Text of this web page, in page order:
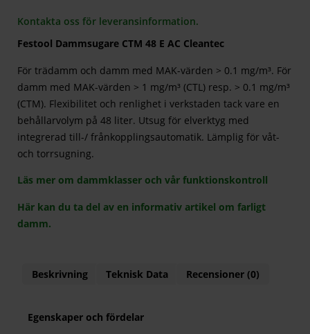
Kontakta oss för leveransinformation.
Festool Dammsugare CTM 48 E AC Cleantec
För trädamm och damm med MAK-värden > 0.1 mg/m³. För
damm med MAK-värden > 1 mg/m³ (CTL) resp. > 0.1 mg/m³
(CTM). Flexibilitet och renlighet i verkstaden tack vare en
behållarvolym på 48 liter. Utsug för elverktyg med
integrerad till-/ frånkopplingsautomatik. Lämplig för våt-
och torrsugning.
Läs mer om dammklasser och vår funktionskontroll
Här kan du ta del av en informativ artikel om farligt
damm.
Beskrivning Teknisk Data Recensioner (0)
Egenskaper och fördelar